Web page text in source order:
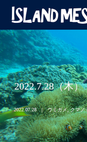
2022.7.28（木
2022.07.28 ウミガメ,クマノ